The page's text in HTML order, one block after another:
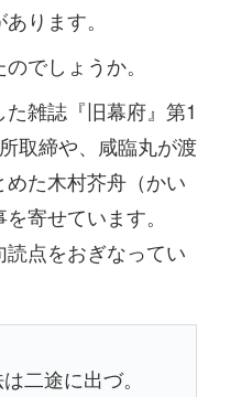
ります。
でしょうか。
雑誌『旧幕府』第1
取締や、咸臨丸が渡
た木村芥舟（かい
寄せています。
読点をおぎなってい
二途に出づ。